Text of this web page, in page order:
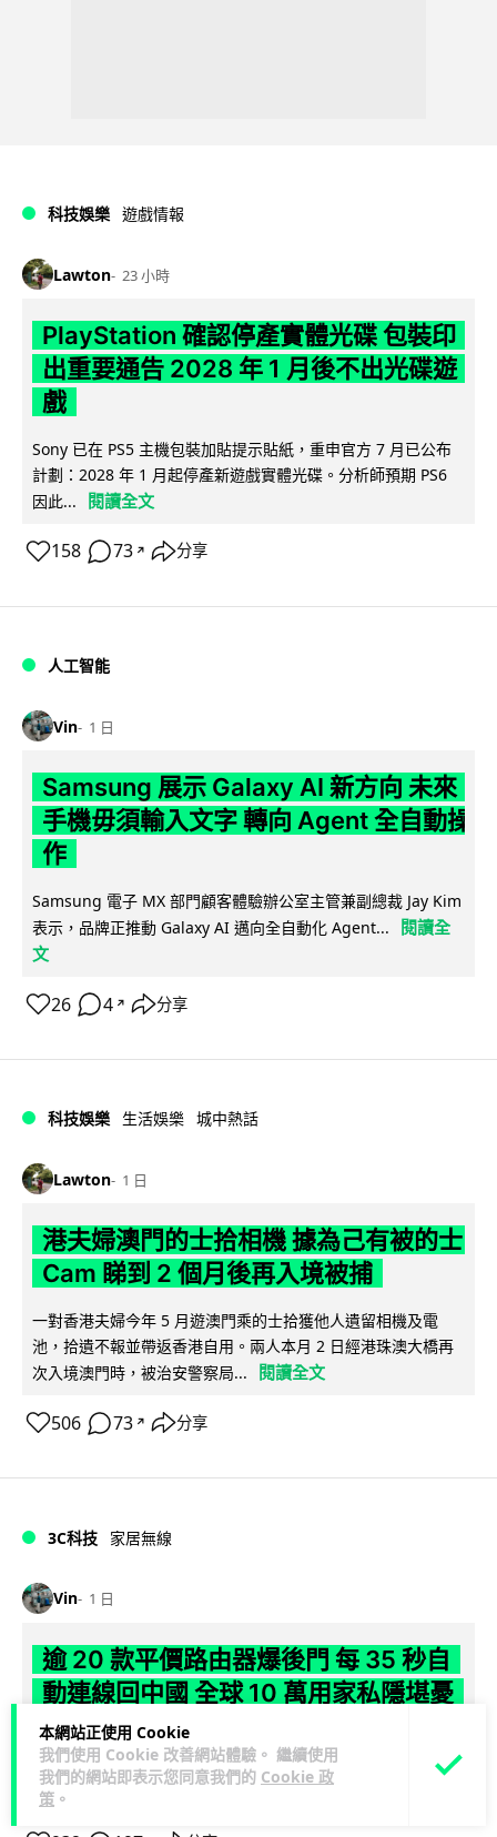
本網站正使用 Cookie
我們使用 Cookie 改善網站體驗。 繼續使用
我們的網站即表示您同意我們的 Cookie 政
策 。
科技娛樂 遊戲情報
Lawton 23 小時
PlayStation 確認停產實體光碟 包裝印
出重要通告 2028 年 1 月後不出光碟遊
戲
Sony 已在 PS5 主機包裝加貼提示貼紙，重申官方 7 月已公布
計劃：2028 年 1 月起停產新遊戲實體光碟。分析師預期 PS6
因此...
閱讀全文
158 73 ↗ 分享
人工智能
Vin 1 日
Samsung 展示 Galaxy AI 新方向 未來
手機毋須輸入文字 轉向 Agent 全自動操
作
Samsung 電子 MX 部門顧客體驗辦公室主管兼副總裁 Jay Kim
表示，品牌正推動 Galaxy AI 邁向全自動化 Agent...
閱讀全
文
26 4 ↗ 分享
科技娛樂 生活娛樂 城中熱話
Lawton 1 日
港夫婦澳門的士拾相機 據為己有被的士
Cam 睇到 2 個月後再入境被捕
一對香港夫婦今年 5 月遊澳門乘的士拾獲他人遺留相機及電
池，拾遺不報並帶返香港自用。兩人本月 2 日經港珠澳大橋再
次入境澳門時，被治安警察局...
閱讀全文
506 73 ↗ 分享
3C科技 家居無線
Vin 1 日
逾 20 款平價路由器爆後門 每 35 秒自
動連線回中國 全球 10 萬用家私隱堪憂
網絡安全公司 VulnCheck 揭發中國智博通電子（Zbtlink）生產
的 20 多款路由器內置後門程式「Endlessdoors」（無盡... 閱
讀全文